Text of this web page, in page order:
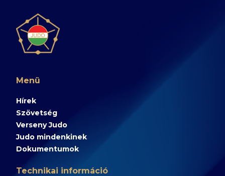
Menü
Hírek
Szövetség
Verseny Judo
Judo mindenkinek
Dokumentumok
Technikai információ